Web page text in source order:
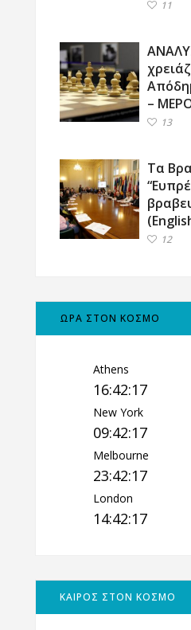
11
–
13
Τα
12
ΩΡΑ ΣΤΟΝ ΚΟΣΜΟ
Athens
16:42:18
New York
09:42:18
Melbourne
23:42:18
London
14:42:18
ΚΑΙΡΟΣ ΣΤΟΝ ΚΟΣΜΟ